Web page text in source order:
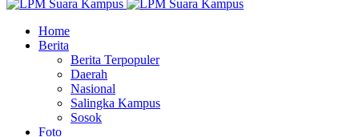
Home
Berita
Berita Terpopuler
Daerah
Nasional
Salingka Kampus
Sosok
Foto